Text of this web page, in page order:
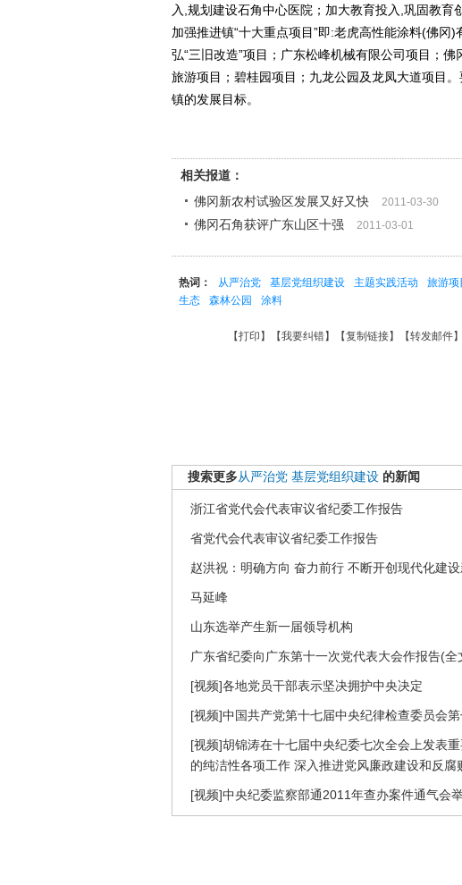
入,规划建设石角中心医院；加大教育投入,巩固教
加强推进镇“十大重点项目”即:老虎高性能涂料(佛
弘“三旧改造”项目；广东松峰机械有限公司项目；
旅游项目；碧桂园项目；九龙公园及龙凤大道项目
镇的发展目标。
相关报道：
佛冈新农村试验区发展又好又快
2011-03-30
佛冈石角获评广东山区十强 2011-03-01
热词： 从严治党 基层党组织建设 主题实践活动 旅游项
生态
森林公园 涂料
【打印 】【我要纠错】【复制链接】【转发邮件
搜索更多从严治党 基层党组织建设 的新闻
浙江省党代会代表审议省纪委工作报告
省党代会代表审议省纪委工作报告
赵洪祝：明确方向 奋力前行 不断开创现代化建
马延峰
山东选举产生新一届领导机构
广东省纪委向广东第十一次党代表大会作报告(全
[视频]各地党员干部表示坚决拥护中央决定
[视频]中国共产党第十七届中央纪律检查委员会
[视频]胡锦涛在十七届中央纪委七次全会上发表
的纯洁性各项工作 深入推进党风廉政建设和反腐
[视频]中央纪委监察部通2011年查办案件通气会